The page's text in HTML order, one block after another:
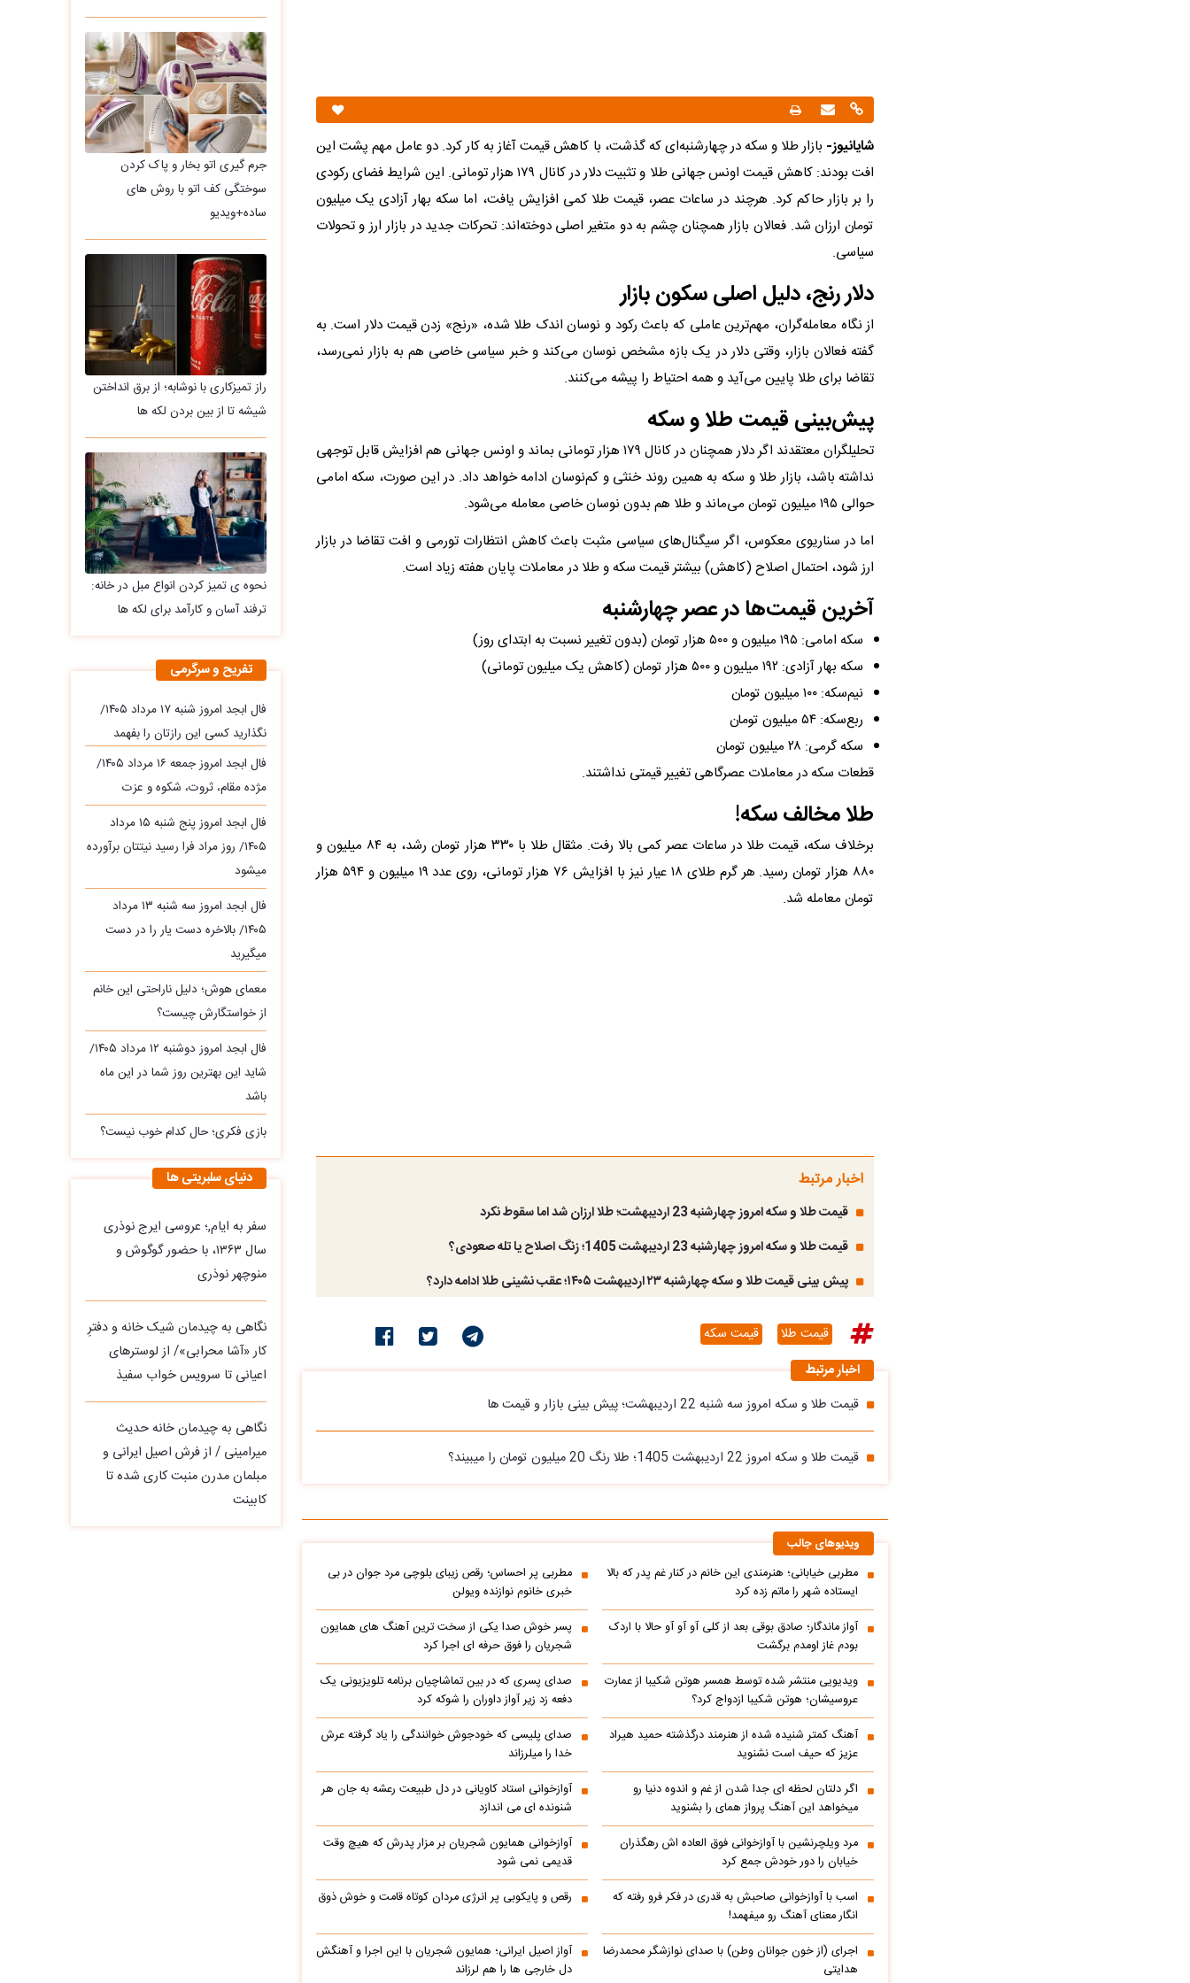
شایانیوز- بازار طلا و سکه در چهارشنبه‌ای که گذشت، با کاهش قیمت آغاز به کار کرد. دو عامل مهم پشت این
افت بودند: کاهش قیمت اونس جهانی طلا و تثبیت دلار در کانال ۱۷۹ هزار تومانی. این شرایط فضای رکودی
را بر بازار حاکم کرد. هرچند در ساعات عصر، قیمت طلا کمی افزایش یافت، اما سکه بهار آزادی یک میلیون
تومان ارزان شد. فعالان بازار همچنان چشم به دو متغیر اصلی دوخته‌اند: تحرکات جدید در بازار ارز و تحولات
سیاسی.
دلار رنج، دلیل اصلی سکون بازار
از نگاه معامله‌گران، مهم‌ترین عاملی که باعث رکود و نوسان اندک طلا شده، «رنج» زدن قیمت دلار است. به
گفته فعالان بازار، وقتی دلار در یک بازه مشخص نوسان می‌کند و خبر سیاسی خاصی هم به بازار نمی‌رسد،
تقاضا برای طلا پایین می‌آید و همه احتیاط را پیشه می‌کنند.
پیش‌بینی قیمت طلا و سکه
تحلیلگران معتقدند اگر دلار همچنان در کانال ۱۷۹ هزار تومانی بماند و اونس جهانی هم افزایش قابل توجهی
نداشته باشد، بازار طلا و سکه به همین روند خنثی و کم‌نوسان ادامه خواهد داد. در این صورت، سکه امامی
حوالی ۱۹۵ میلیون تومان می‌ماند و طلا هم بدون نوسان خاصی معامله می‌شود.
اما در سناریوی معکوس، اگر سیگنال‌های سیاسی مثبت باعث کاهش انتظارات تورمی و افت تقاضا در بازار
ارز شود، احتمال اصلاح (کاهش) بیشتر قیمت سکه و طلا در معاملات پایان هفته زیاد است.
آخرین قیمت‌ها در عصر چهارشنبه
سکه امامی: ۱۹۵ میلیون و ۵۰۰ هزار تومان (بدون تغییر نسبت به ابتدای روز)
سکه بهار آزادی: ۱۹۲ میلیون و ۵۰۰ هزار تومان (کاهش یک میلیون تومانی)
نیم‌سکه: ۱۰۰ میلیون تومان
ربع‌سکه: ۵۴ میلیون تومان
سکه گرمی: ۲۸ میلیون تومان
قطعات سکه در معاملات عصرگاهی تغییر قیمتی نداشتند.
طلا مخالف سکه!
برخلاف سکه، قیمت طلا در ساعات عصر کمی بالا رفت. مثقال طلا با ۳۳۰ هزار تومان رشد، به ۸۴ میلیون و
۸۸۰ هزار تومان رسید. هر گرم طلای ۱۸ عیار نیز با افزایش ۷۶ هزار تومانی، روی عدد ۱۹ میلیون و ۵۹۴ هزار
تومان معامله شد.
اخبار مرتبط
قیمت طلا و سکه امروز چهارشنبه 23 اردیبهشت؛ طلا ارزان شد اما سقوط نکرد
قیمت طلا و سکه امروز چهارشنبه 23 اردیبهشت 1405؛ زنگ اصلاح یا تله صعودی؟
پیش بینی قیمت طلا و سکه چهارشنبه ۲۳ اردیبهشت ۱۴۰۵؛ عقب نشینی طلا ادامه دارد؟
قیمت طلا
قیمت سکه
اخبار مرتبط
قیمت طلا و سکه امروز سه شنبه 22 اردیبهشت؛ پیش بینی بازار و قیمت ها
قیمت طلا و سکه امروز 22 اردیبهشت 1405؛ طلا رنگ 20 میلیون تومان را میبیند؟
ویدیوهای جالب
مطربی خیابانی؛ هنرمندی این خانم در کنار غم پدر که بالا
ایستاده شهر را ماتم زده کرد
مطربی پر احساس؛ رقص زیبای بلوچی مرد جوان در بی
خبری خانوم نوازنده ویولن
آواز ماندگار؛ صادق بوقی بعد از کلی آو آو آو حالا با اردک
بودم غاز اومدم برگشت
پسر خوش صدا یکی از سخت ترین آهنگ های همایون
شجریان را فوق حرفه ای اجرا کرد
ویدیویی منتشر شده توسط همسر هوتن شکیبا از عمارت
عروسیشان؛ هوتن شکیبا ازدواج کرد؟
صدای پسری که در بین تماشاچیان برنامه تلویزیونی یک
دفعه زد زیر آواز داوران را شوکه کرد
آهنگ کمتر شنیده شده از هنرمند درگذشته حمید هیراد
عزیز که حیف است نشنوید
صدای پلیسی که خودجوش خوانندگی را یاد گرفته عرش
خدا را میلرزاند
اگر دلتان لحظه ای جدا شدن از غم و اندوه دنیا رو
میخواهد این آهنگ پرواز همای را بشنوید
آوازخوانی استاد کاویانی در دل طبیعت رعشه به جان هر
شنونده ای می اندازد
مرد ویلچرنشین با آوازخوانی فوق العاده اش رهگذران
خیابان را دور خودش جمع کرد
آوازخوانی همایون شجریان بر مزار پدرش که هیچ وقت
قدیمی نمی شود
اسب با آوازخوانی صاحبش به قدری در فکر فرو رفته که
انگار معنای آهنگ رو میفهمد!
رقص و پایکوبی پر انرژی مردان کوتاه قامت و خوش ذوق
اجرای (از خون جوانان وطن) با صدای نوازشگر محمدرضا
هدایتی
آواز اصیل ایرانی؛ همایون شجریان با این اجرا و آهنگش
دل خارجی ها را هم لرزاند
جرم گیری اتو بخار و پاک کردن
سوختگی کف اتو با روش های
ساده+ویدیو
راز تمیزکاری با نوشابه؛ از برق انداختن
شیشه تا از بین بردن لکه ها
نحوه ی تمیز کردن انواع مبل در خانه:
ترفند آسان و کارآمد برای لکه ها
تفریح و سرگرمی
فال ابجد امروز شنبه ۱۷ مرداد ۱۴۰۵/
نگذارید کسی این رازتان را بفهمد
فال ابجد امروز جمعه ۱۶ مرداد ۱۴۰۵/
مژده مقام، ثروت، شکوه و عزت
فال ابجد امروز پنج شنبه ۱۵ مرداد
۱۴۰۵/ روز مراد فرا رسید نیتتان برآورده
میشود
فال ابجد امروز سه‌ شنبه ۱۳ مرداد
۱۴۰۵/ بالاخره دست یار را در دست
میگیرید
معمای هوش؛ دلیل ناراحتی این خانم
از خواستگارش چیست؟
فال ابجد امروز دوشنبه ۱۲ مرداد ۱۴۰۵/
شاید این بهترین روز شما در این ماه
باشد
بازی فکری؛ حال کدام خوب نیست؟
دنیای سلبریتی ها
سفر به ایام,؛ عروسی ایرج نوذری
سال ۱۳۶۳، با حضور گوگوش و
منوچهر نوذری
نگاهی به چیدمان شیک خانه و دفترِ
کار «آشا محرابی»/ از لوسترهای
اعیانی تا سرویس خواب سفیذ
نگاهی به چیدمان خانه حدیث
میرامینی / از فرش اصیل ایرانی و
مبلمان مدرن منبت‌ کاری‌ شده تا
کابینت